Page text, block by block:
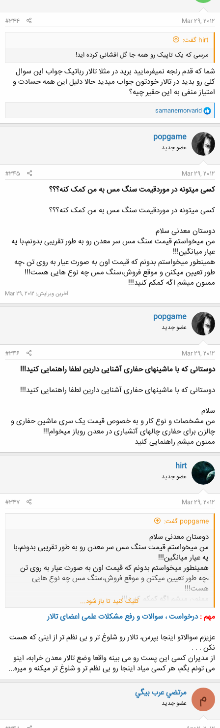
ا
Mar 29, 2012
#344
hirt گفت:
مرسی که یک تاپیک رو همه جا گل افشانی کرده اید!
کلیک کنید تا باز شود...
شما که قدم رنجه نمیفرمایید برید در مثلا تالار رباتیک جواب این سوال
کلی رو بدید در تالار خودتون جواب میدید حالا دلیل این همه حسادت و
امتیاز منفی به این حقیر چیه؟
و
ا
ک
ن
ش
ه
ا
samanemorvarid
popgame
عضو جدید
Mar 29, 2012
#345
کسی میتونه در موردقیمت سنگ مس به من کمک کنه؟؟؟
کسی میتونه در موردقیمت سنگ مس به من کمک کنه؟؟؟
دوستان معدنی سلام
من میخواستم قیمت سنگ مس سر معدن رو به طور تقریبی بدونم،با یه
عیار میانگین!!!
همینطور میخواستم بدونم که قیمت اون به صورت عیار به روی تن ،چه
طور تعیین میکنن و موقع فروش،سنگ مس چه نوع هایی هست!!!
ممنون میشم اگه کمکم کنید!!!
آخرین ویرایش: Mar 29, 2012
popgame
عضو جدید
Mar 29, 2012
#346
دوستانی که با ماشینهای حفاری آشنایی دارین لطفا راهنمایی کنید!!!
دوستانی که با ماشینهای حفاری آشنایی دارین لطفا راهنمایی کنید!!!
سلام
من مشخصات و نوع کار و به خصوص قیمت یک سری ماشین حفاری و
چالزن برای حفاری چالهای آتشباری در معدن روباز میخوام!!!
ممنون میشم راهنمایی کنید
hirt
عضو جدید
Mar 29, 2012
#347
popgame گفت:
دوستان معدنی سلام
من میخواستم قیمت سنگ مس سر معدن رو به طور تقریبی بدونم،با
یه عیار میانگین!!!
همینطور میخواستم بدونم که قیمت اون به صورت عیار به روی تن
،چه طور تعیین میکنن و موقع فروش،سنگ مس چه نوع هایی
هست!!!
ممنون میشم اگه کمکم کنید!!!کلیک کنید تا باز شود...
مهم :درخواست ، سوالات و رفع مشکلات علمی اعضای تالار
عزیزم سوالاتو اینجا بپرس، تالار رو شلوغ تر و بی نظم تر از اینی که هست
نکن . . .
از مدیران کسی این پست رو می بینه واقعا وضع تالار معدن خرابه، اینو
می تونم بگم، هر کسی میاد اینجا رو بی نظم تر و شلوغ تر میکنه و میره...
م مرتضي عرب بيگي
عضو جدید